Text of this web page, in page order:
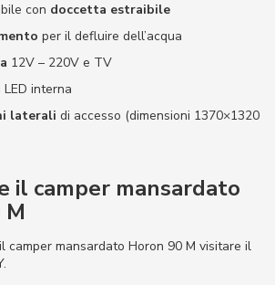
con doccetta estraibile
per il defluire dell’acqua
12V – 220V e TV
interna
laterali di accesso (dimensioni 1370×1320
il camper mansardato
camper mansardato Horon 90 M visitare il